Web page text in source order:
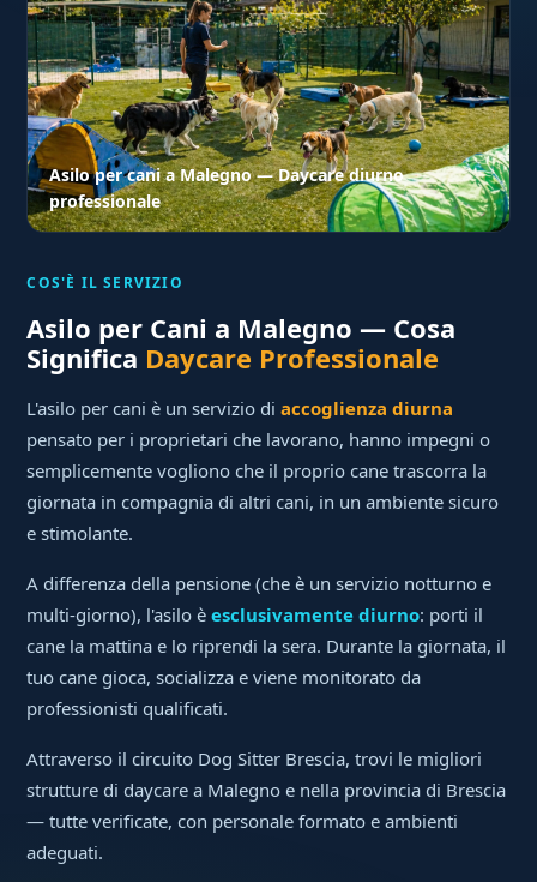
Asilo per cani a Malegno — Daycare diurno
professionale
COS'È IL SERVIZIO
Asilo per Cani a Malegno — Cosa
Significa Daycare Professionale
L'asilo per cani è un servizio diaccoglienza diurna
pensato per i proprietari che lavorano, hanno impegni o
semplicemente vogliono che il proprio cane trascorra la
giornata in compagnia di altri cani, in un ambiente sicuro
e stimolante.
A differenza della pensione (che è un servizio notturno e
multi-giorno), l'asilo èesclusivamente diurno: porti il
cane la mattina e lo riprendi la sera. Durante la giornata, il
tuo cane gioca, socializza e viene monitorato da
professionisti qualificati.
Attraverso il circuito Dog Sitter Brescia, trovi le migliori
strutture di daycare a Malegno e nella provincia di Brescia
— tutte verificate, con personale formato e ambienti
adeguati.